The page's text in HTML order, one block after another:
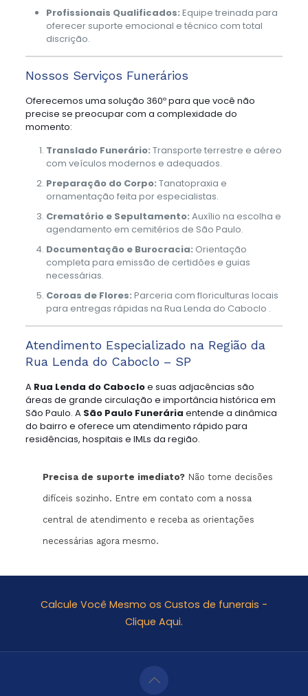
Profissionais Qualificados: Equipe treinada para
oferecer suporte emocional e técnico com total
discrição.
Nossos Serviços Funerários
Oferecemos uma solução 360º para que você não
precise se preocupar com a complexidade do
momento:
Translado Funerário: Transporte terrestre e aéreo
com veículos modernos e adequados.
Preparação do Corpo: Tanatopraxia e
ornamentação feita por especialistas.
Crematório e Sepultamento: Auxílio na escolha e
agendamento em cemitérios de São Paulo.
Documentação e Burocracia: Orientação
completa para emissão de certidões e guias
necessárias.
Coroas de Flores: Parceria com floriculturas locais
para entregas rápidas na Rua Lenda do Caboclo .
Atendimento Especializado na Região da
Rua Lenda do Caboclo – SP
A Rua Lenda do Cabocloe suas adjacências são
áreas de grande circulação e importância histórica em
São Paulo. A São Paulo Funerária entende a dinâmica
do bairro e oferece um atendimento rápido para
residências, hospitais e IMLs da região.
Precisa de suporte imediato?Não tome decisões
difíceis sozinho. Entre em contato com a nossa
central de atendimento e receba as orientações
necessárias agora mesmo.
Calcule Você Mesmo os Custos de funerais -
Clique Aqui.